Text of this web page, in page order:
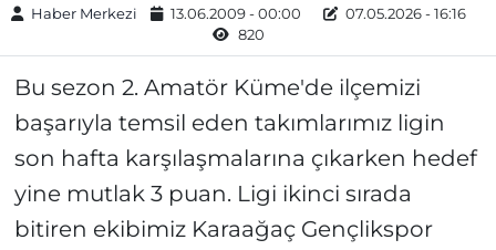
Haber Merkezi 13.06.2009 - 00:00
07.05.2026 - 16:16
820
Bu sezon 2. Amatör Küme'de ilçemizi
başarıyla temsil eden takımlarımız ligin
son hafta karşılaşmalarına çıkarken hedef
yine mutlak 3 puan. Ligi ikinci sırada
bitiren ekibimiz Karaağaç Gençlikspor
Topluluk Kuralları